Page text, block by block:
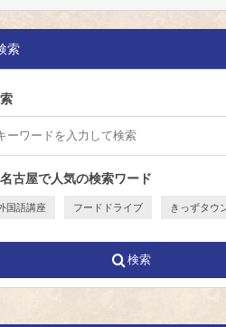
索
古屋で人気の検索ワード
国語講座 フードドライブ きっずタウ
検索